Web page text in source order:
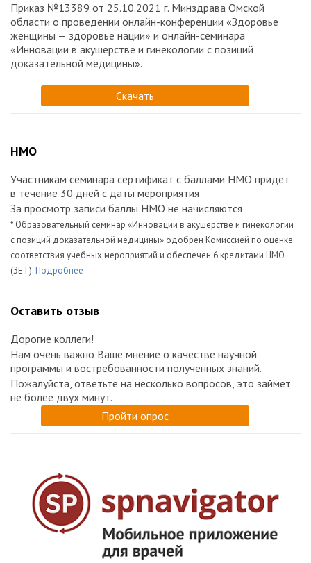
Приказ №13389 от 25.10.2021 г. Минздрава Омской
области о проведении онлайн-конференции «Здоровье
женщины — здоровье нации» и онлайн-семинара
«Инновации в акушерстве и гинекологии с позиций
доказательной медицины».
Скачать
НМО
Участникам семинара сертификат с баллами НМО придёт
в течение 30 дней с даты мероприятия
За просмотр записи баллы НМО не начисляются
* Образовательный семинар «Инновации в акушерстве и гинекологии
с позиций доказательной медицины» одобрен Комиссией по оценке
соответствия учебных мероприятий и обеспечен 6 кредитами НМО
(ЗЕТ). Подробнее
Оставить отзыв
Дорогие коллеги!
Нам очень важно Ваше мнение о качестве научной
программы и востребованности полученных знаний.
Пожалуйста, ответьте на несколько вопросов, это займёт
не более двух минут.
Пройти опрос